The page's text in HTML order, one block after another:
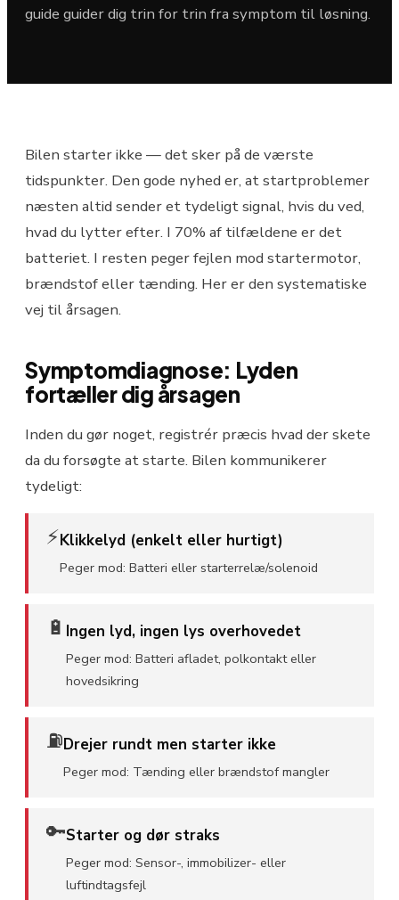
guide guider dig trin for trin fra symptom til løsning.
Bilen starter ikke — det sker på de værste
tidspunkter. Den gode nyhed er, at startproblemer
næsten altid sender et tydeligt signal, hvis du ved,
hvad du lytter efter. I 70% af tilfældene er det
batteriet. I resten peger fejlen mod startermotor,
brændstof eller tænding. Her er den systematiske
vej til årsagen.
Symptomdiagnose: Lyden
fortæller dig årsagen
Inden du gør noget, registrér præcis hvad der skete
da du forsøgte at starte. Bilen kommunikerer
tydeligt:
⚡Klikkelyd (enkelt eller hurtigt)
Peger mod: Batteri eller starterrelæ/solenoid
🔋 Ingen lyd, ingen lys overhovedet
Peger mod: Batteri afladet, polkontakt eller
hovedsikring
⛽Drejer rundt men starter ikke
Peger mod: Tænding eller brændstof mangler
🔑Starter og dør straks
Peger mod: Sensor-, immobilizer- eller
luftindtagsfejl